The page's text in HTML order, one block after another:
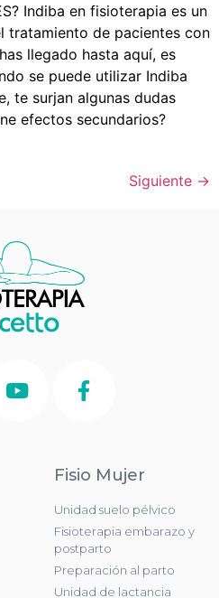
Indiba en fisioterapia es un
tratamiento de pacientes con
llegado hasta aquí, es
se puede utilizar Indiba
te surjan algunas dudas
efectos secundarios?
Siguiente →
Fisio Mujer
Unidad suelo pélvico
Fisioterapia embarazo y
postparto
Preparación al parto
Unidad de lactancia